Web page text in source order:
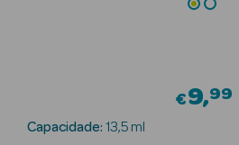
Beauty Season
€9 99
Capacidade: 13,5 ml